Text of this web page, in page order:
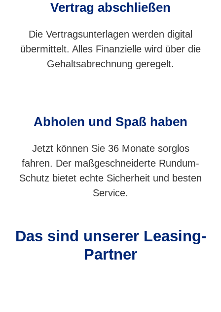
Vertrag abschließen
Die Vertragsunterlagen werden digital
übermittelt. Alles Finanzielle wird über die
Gehaltsabrechnung geregelt.
Abholen und Spaß haben
Jetzt können Sie 36 Monate sorglos
fahren. Der maßgeschneiderte Rundum-
Schutz bietet echte Sicherheit und besten
Service.
Das sind unserer Leasing-
Partner